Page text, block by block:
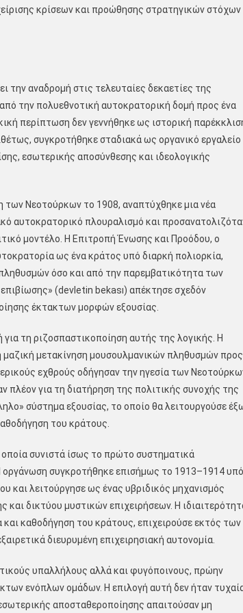
κρίσεων και προώθησης στρατηγικών στόχων
αναδρομή στις τελευταίες δεκαετίες της
την πολυεθνοτική αυτοκρατορική δομή προς ένα
περίπτωση δεν γεννήθηκε ως ιστορική
συγκροτήθηκε σταδιακά ως οργανικό εργαλείο
εσωτερικής αποσύνθεσης και ιδεολογικής
των Νεοτούρκων το 1908, αναπτύχθηκε μια νέα
αυτοκρατορικό πλουραλισμό και
μοντέλο. Η Επιτροπή Ένωσης και Προόδου, ο
ως ένα κράτος υπό διαρκή πολιορκία,
όσο και από την παρεμβατικότητα των
(devletin bekası) απέκτησε σχεδόν
έκτακτων μορφών εξουσίας.
τη ριζοσπαστικοποίηση αυτής της λογικής. Η
μετακίνηση μουσουλμανικών πληθυσμών προς
εχθρούς οδήγησαν την ηγεσία των
πλέον για τη διατήρηση της πολιτικής συνοχής της
σύστημα εξουσίας, το οποίο θα λειτουργούσε
του κράτους.
συνιστά ίσως το πρώτο συστηματικά
οργάνωση συγκροτήθηκε επισήμως το 1913–1914 υπό
λειτούργησε ως ένας υβριδικός μηχανισμός
δικτύου μυστικών επιχειρήσεων. Η
καθοδήγηση του κράτους, επιχειρούσε εκτός των
διευρυμένη επιχειρησιακή αυτονομία.
υπαλλήλους αλλά και φυγόποινους, πρώην
ενόπλων ομάδων. Η επιλογή αυτή δεν ήταν
αποσταθεροποίησης απαιτούσαν μη